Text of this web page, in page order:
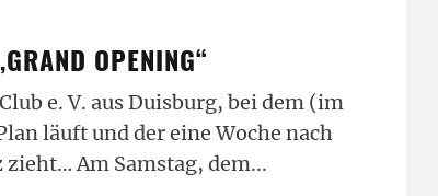
OPENING“
e. V. aus Duisburg, bei dem (im
läuft und der eine Woche nach
Am Samstag, dem...